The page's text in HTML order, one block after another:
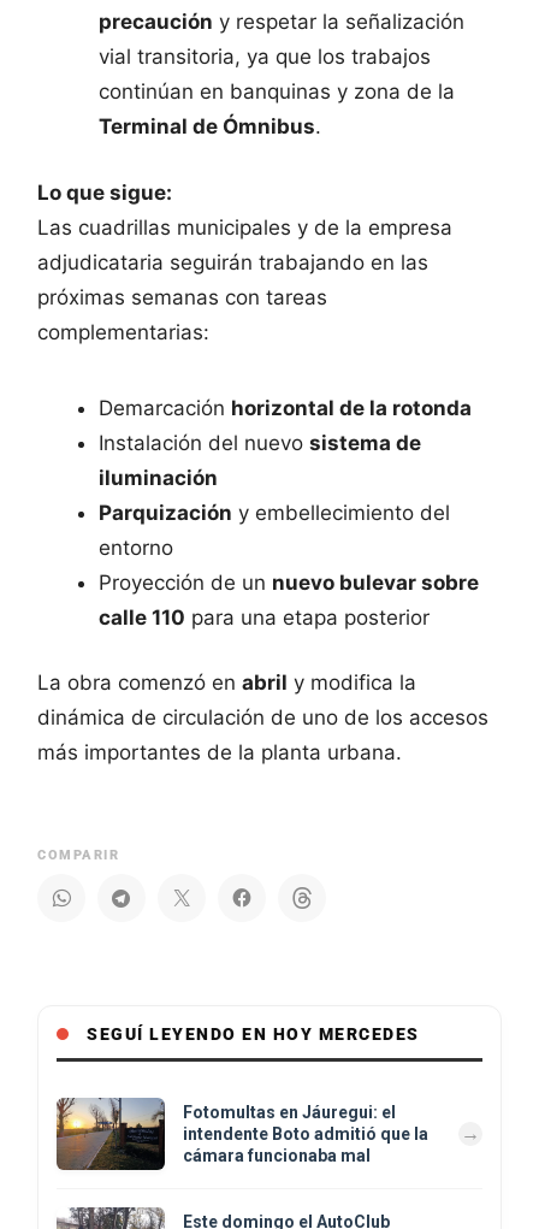
precaución y respetar la señalización
vial transitoria, ya que los trabajos
continúan en banquinas y zona de la
Terminal de Ómnibus.
Lo que sigue:
Las cuadrillas municipales y de la empresa
adjudicataria seguirán trabajando en las
próximas semanas con tareas
complementarias:
Demarcación horizontal de la rotonda
Instalación del nuevo sistema de
iluminación
Parquización y embellecimiento del
entorno
Proyección de un nuevo bulevar sobre
calle 110 para una etapa posterior
La obra comenzó en abril y modifica la
dinámica de circulación de uno de los accesos
más importantes de la planta urbana.
COMPARIR
SEGUÍ LEYENDO EN HOY MERCEDES
Fotomultas en Jáuregui: el
intendente Boto admitió que la
cámara funcionaba mal
Este domingo el AutoClub